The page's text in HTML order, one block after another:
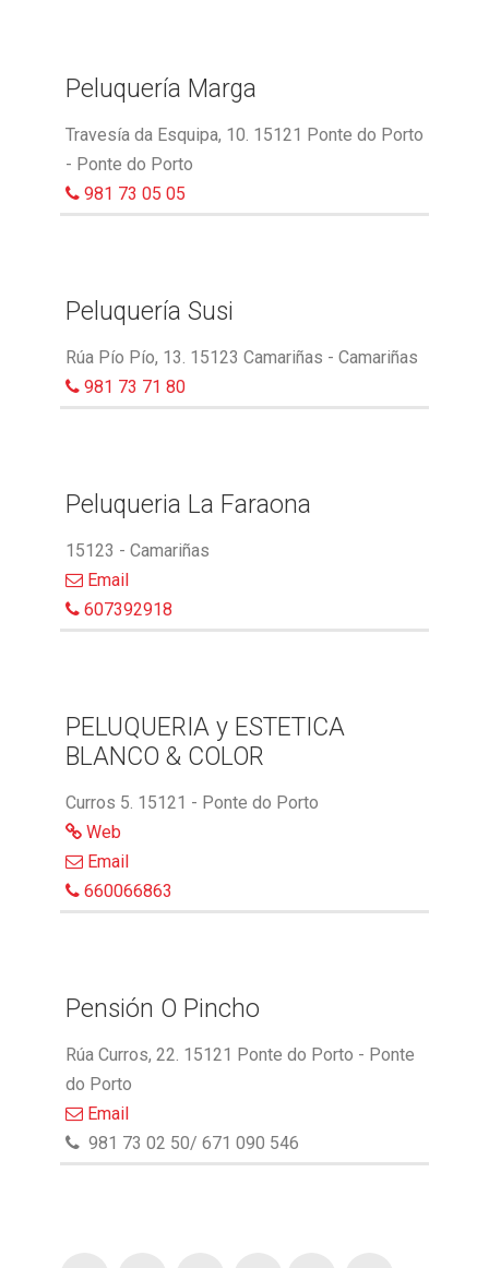
Peluquería Marga
Travesía da Esquipa, 10. 15121 Ponte do Porto
- Ponte do Porto
981 73 05 05
Peluquería Susi
Rúa Pío Pío, 13. 15123 Camariñas - Camariñas
981 73 71 80
Peluqueria La Faraona
15123 - Camariñas
Email
607392918
PELUQUERIA y ESTETICA
BLANCO & COLOR
Curros 5. 15121 - Ponte do Porto
Web
Email
660066863
Pensión O Pincho
Rúa Curros, 22. 15121 Ponte do Porto - Ponte
do Porto
Email
981 73 02 50/ 671 090 546